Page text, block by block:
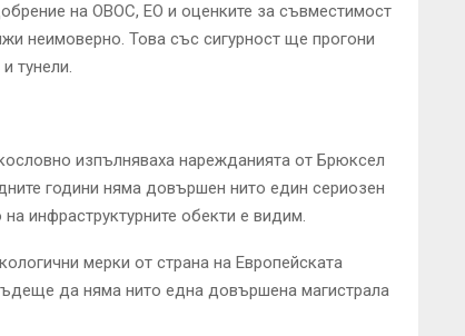
на ОВОС, ЕО и оценките за съвместимост
неимоверно. Това със сигурност ще прогони
тунели.
изпълняваха нарежданията от Брюксел
години няма довършен нито един сериозен
инфраструктурните обекти е видим.
мерки от страна на Европейската
да няма нито една довършена магистрала